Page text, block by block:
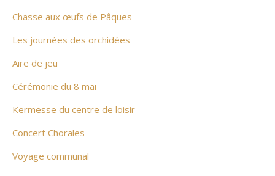
Chasse aux œufs de Pâques
Les journées des orchidées
Aire de jeu
Cérémonie du 8 mai
Kermesse du centre de loisir
Concert Chorales
Voyage communal